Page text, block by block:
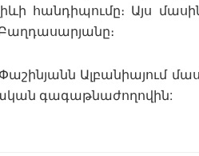
հանդիպումը։ Այս
Փաշինյանն Ալբանիայում
գագաթնաժողովին: